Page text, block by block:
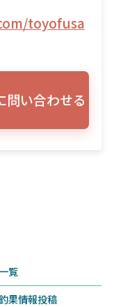
toyofusa
問い合わせる
覧
果情報投稿